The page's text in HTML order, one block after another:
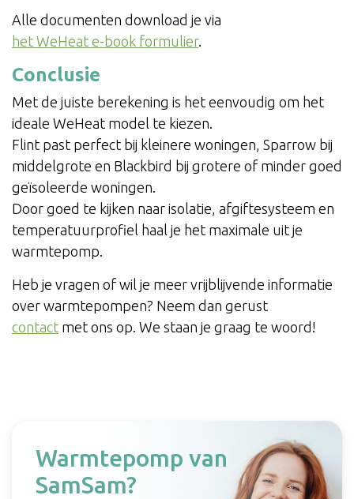
Alle documenten download je via
het WeHeat e-book formulier.
Conclusie
Met de juiste berekening is het eenvoudig om het
ideale WeHeat model te kiezen.
Flint past perfect bij kleinere woningen, Sparrow bij
middelgrote en Blackbird bij grotere of minder goed
geïsoleerde woningen.
Door goed te kijken naar isolatie, afgiftesysteem en
temperatuurprofiel haal je het maximale uit je
warmtepomp.
Heb je vragen of wil je meer vrijblijvende informatie
over warmtepompen? Neem dan gerust
contact met ons op. We staan je graag te woord!
Warmtepomp van
SamSam?